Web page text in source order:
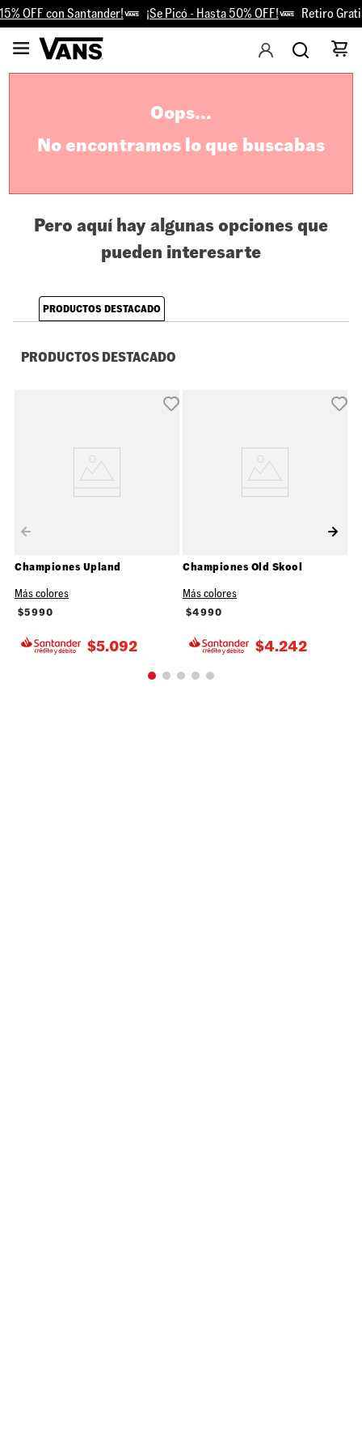
OFF con Santander! ¡Se Picó - Hasta 50% OFF! Retiro
Oops...
No encontramos lo que buscabas
Pero aquí hay algunas opciones que
pueden interesarte
PRODUCTOS DESTACADO
PRODUCTOS DESTACADO
Championes Upland
Más colores
$5990
$5.092
Championes Old Skool
Más colores
$4990
$4.242